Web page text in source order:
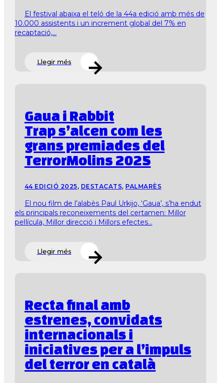
El festival abaixa el teló de la 44a edició amb més de
10.000 assistents i un increment global del 7% en
recaptació,...
Llegir més
Gaua i Rabbit
Trap s’alcen com les
grans premiades del
TerrorMolins 2025
44 EDICIÓ 2025, DESTACATS, PALMARÈS
El nou film de l’alabès Paul Urkijo, ‘Gaua’, s’ha endut
els principals reconeixements del certamen: Millor
pel·lícula, Millor direcció i Millors efectes...
Llegir més
Recta final amb
estrenes, convidats
internacionals i
iniciatives per a l’impuls
del terror en català